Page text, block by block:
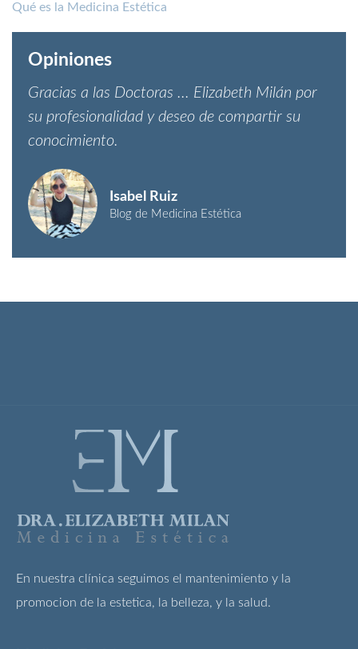
Qué es la Medicina Estética
Opiniones
Gracias a las Doctoras ... Elizabeth Milán por
su profesionalidad y deseo de compartir su
conocimiento.​
Isabel Ruiz
Blog de Medicina Estética
En nuestra clínica seguimos el mantenimiento y la
promocion de la estetica, la belleza, y la salud.